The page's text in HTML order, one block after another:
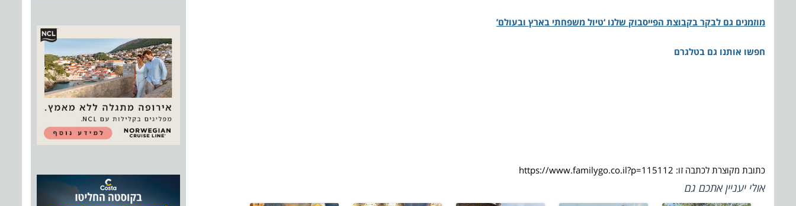
מוזמנים גם לבקר בקבוצת הפייסבוק שלנו ‘טיול משפחתי בארץ ובעולם’
חפשו אותנו גם בטלגרם
כתובת מקוצרת לכתבה זו: https://www.familygo.co.il?p=115112
אולי יעניין אתכם גם